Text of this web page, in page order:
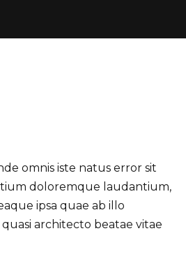
omnis iste natus error sit
doloremque laudantium,
ipsa quae ab illo
architecto beatae vitae